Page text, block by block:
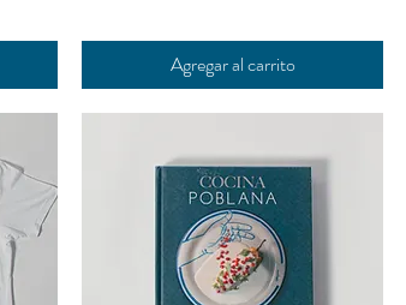
Agregar al carrito